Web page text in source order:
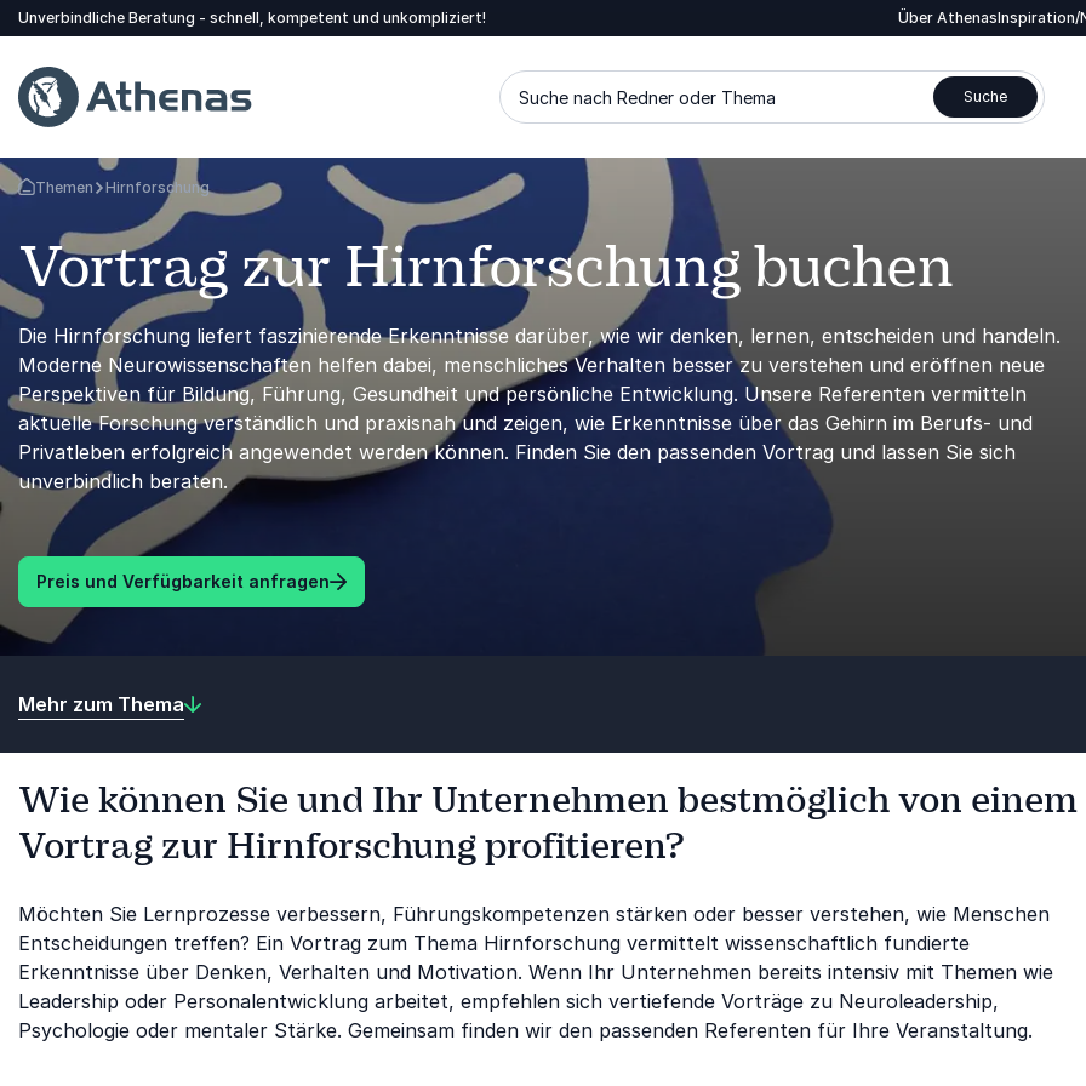
Unverbindliche Beratung - schnell, kompetent und unkompliziert! Über AthenasInspiration/
Suche nach Redner oder Thema Suche
Zurück zur Startseite
Themen Hirnforschung
Vortrag zur Hirnforschung buchen
Die Hirnforschung liefert faszinierende Erkenntnisse darüber, wie wir denken, lernen, entscheiden und handeln.
Moderne Neurowissenschaften helfen dabei, menschliches Verhalten besser zu verstehen und eröffnen neue
Perspektiven für Bildung, Führung, Gesundheit und persönliche Entwicklung. Unsere Referenten vermitteln
aktuelle Forschung verständlich und praxisnah und zeigen, wie Erkenntnisse über das Gehirn im Berufs- und
Privatleben erfolgreich angewendet werden können. Finden Sie den passenden Vortrag und lassen Sie sich
unverbindlich beraten.
Preis und Verfügbarkeit anfragen
Mehr zum Thema
Wie können Sie und Ihr Unternehmen bestmöglich von einem
Vortrag zur Hirnforschung profitieren?
Möchten Sie Lernprozesse verbessern, Führungskompetenzen stärken oder besser verstehen, wie Menschen
Entscheidungen treffen? Ein Vortrag zum Thema Hirnforschung vermittelt wissenschaftlich fundierte
Erkenntnisse über Denken, Verhalten und Motivation. Wenn Ihr Unternehmen bereits intensiv mit Themen wie
Leadership oder Personalentwicklung arbeitet, empfehlen sich vertiefende Vorträge zu Neuroleadership,
Psychologie oder mentaler Stärke. Gemeinsam finden wir den passenden Referenten für Ihre Veranstaltung.